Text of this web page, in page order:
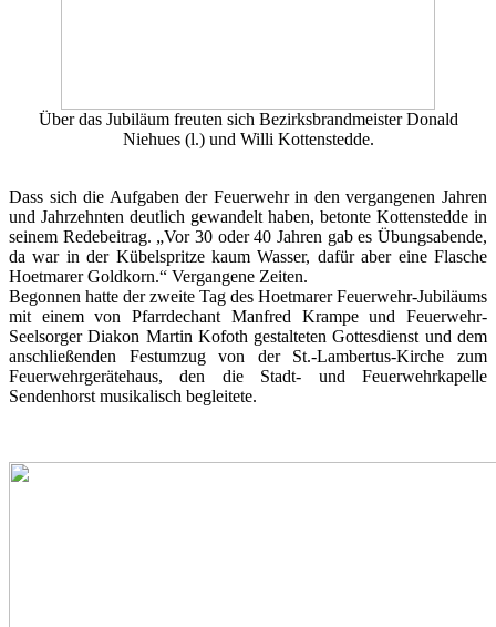
Über das Jubiläum freuten sich Bezirksbrandmeister Donald
Niehues (l.) und Willi Kottenstedde.
Dass sich die Aufgaben der Feuerwehr in den vergangenen Jahren
und Jahrzehnten deutlich gewandelt haben, betonte Kottenstedde in
seinem Redebeitrag. „Vor 30 oder 40 Jahren gab es Übungsabende,
da war in der Kübelspritze kaum Wasser, dafür aber eine Flasche
Hoetmarer Goldkorn.“ Vergangene Zeiten.
Begonnen hatte der zweite Tag des Hoetmarer Feuerwehr-Jubiläums
mit einem von Pfarrdechant Manfred Krampe und Feuerwehr-
Seelsorger Diakon Martin Kofoth gestalteten Gottesdienst und dem
anschließenden Festumzug von der St.-Lambertus-Kirche zum
Feuerwehrgerätehaus, den die Stadt- und Feuerwehrkapelle
Sendenhorst musikalisch begleitete.